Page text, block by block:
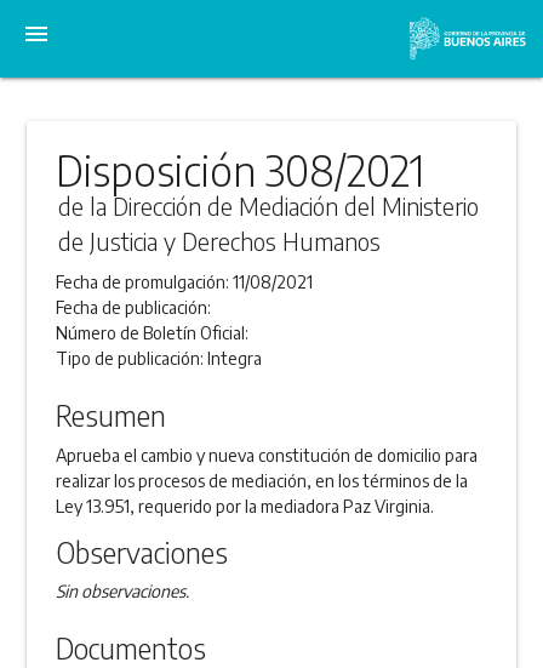
menu
Disposición 308/2021
de la Dirección de Mediación del Ministerio
de Justicia y Derechos Humanos
Fecha de promulgación:11/08/2021
Fecha de publicación:
Número de Boletín Oficial:
Tipo de publicación:Integra
Resumen
Aprueba el cambio y nueva constitución de domicilio para
realizar los procesos de mediación, en los términos de la
Ley 13.951, requerido por la mediadora Paz Virginia.
Observaciones
Sin observaciones.
Documentos